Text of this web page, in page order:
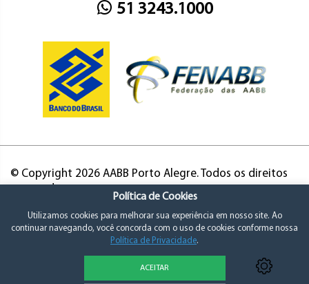
51 3243.1000
© Copyright 2026 AABB Porto Alegre. Todos os direitos
Política de Cookies
Utilizamos cookies para melhorar sua experiência em nosso site. Ao
continuar navegando, você concorda com o uso de cookies conforme nossa
Política de Privacidade.
ACEITAR